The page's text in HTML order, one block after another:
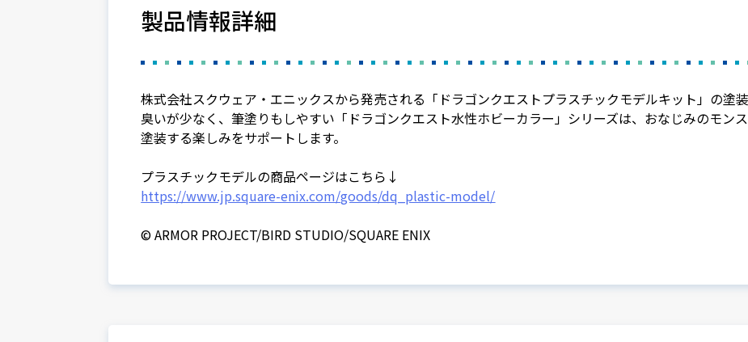
製品情報詳細
株式会社スクウェア・エニックスから発売される「ドラゴンクエストプラスチックモデルキット」の塗
臭いが少なく、筆塗りもしやすい「ドラゴンクエスト水性ホビーカラー」シリーズは、おなじみのモン
塗装する楽しみをサポートします。
プラスチックモデルの商品ページはこちら↓
https://www.jp.square-enix.com/goods/dq_plastic-model/
© ARMOR PROJECT/BIRD STUDIO/SQUARE ENIX